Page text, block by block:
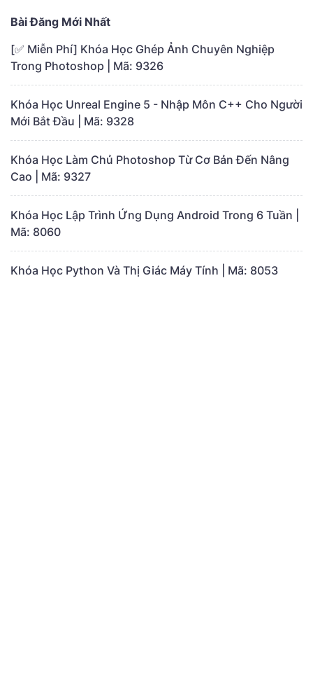
Bài Đăng Mới Nhất
[✅ Miễn Phí] Khóa Học Ghép Ảnh Chuyên Nghiệp
Trong Photoshop | Mã: 9326
Khóa Học Unreal Engine 5 - Nhập Môn C++ Cho Người
Mới Bắt Đầu | Mã: 9328
Khóa Học Làm Chủ Photoshop Từ Cơ Bản Đến Nâng
Cao | Mã: 9327
Khóa Học Lập Trình Ứng Dụng Android Trong 6 Tuần |
Mã: 8060
Khóa Học Python Và Thị Giác Máy Tính | Mã: 8053